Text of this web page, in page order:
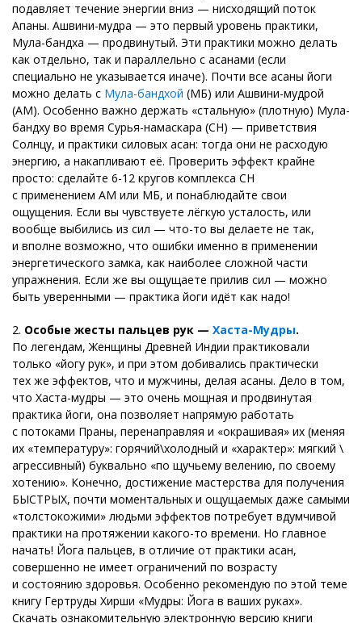
подавляет течение энергии вниз — нисходящий поток
Апаны. Ашвини-мудра — это первый уровень практики,
Мула-бандха — продвинутый. Эти практики можно делать
как отдельно, так и параллельно с асанами (если
специально не указывается иначе). Почти все асаны йоги
можно делать с Мула-бандхой (МБ) или Ашвини-мудрой
(АМ). Особенно важно держать «стальную» (плотную) Мула-
бандху во время Сурья-намаскара (СН) — приветствия
Солнцу, и практики силовых асан: тогда они не расходую
энергию, а накапливают её. Проверить эффект крайне
просто: сделайте 6-12 кругов комплекса СН
с применением АМ или МБ, и понаблюдайте свои
ощущения. Если вы чувствуете лёгкую усталость, или
вообще выбились из сил — что-то вы делаете не так,
и вполне возможно, что ошибки именно в применении
энергетического замка, как наиболее сложной части
упражнения. Если же вы ощущаете прилив сил — можно
быть уверенными — практика йоги идёт как надо!
2. Особые жесты пальцев рук — Хаста-Мудры.
По легендам, Женщины Древней Индии практиковали
только «йогу рук», и при этом добивались практически
тех же эффектов, что и мужчины, делая асаны. Дело в том,
что Хаста-мудры — это очень мощная и продвинутая
практика йоги, она позволяет напрямую работать
с потоками Праны, перенаправляя и «окрашивая» их (меняя
их «температуру»: горячий\холодный и «характер»: мягкий \
агрессивный) буквально «по щучьему велению, по своему
хотению». Конечно, достижение мастерства для получения
БЫСТРЫХ, почти моментальных и ощущаемых даже самыми
«толстокожими» людьми эффектов потребует вдумчивой
практики на протяжении какого-то времени. Но главное
начать! Йога пальцев, в отличие от практики асан,
совершенно не имеет ограничений по возрасту
и состоянию здоровья. Особенно рекомендую по этой теме
книгу Гертруды Хирши «Мудры: Йога в ваших руках».
Скачать ознакомительную электронную версию книги